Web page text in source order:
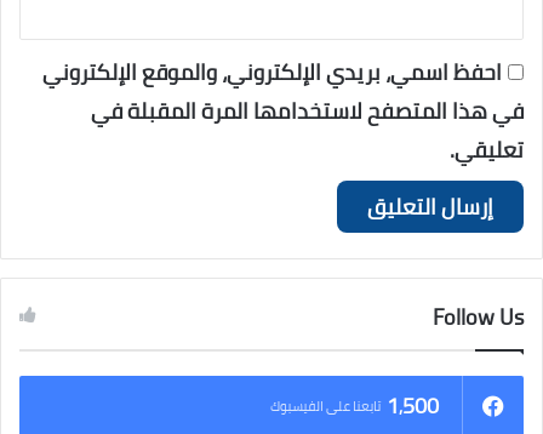
احفظ اسمي، بريدي الإلكتروني، والموقع الإلكتروني
في هذا المتصفح لاستخدامها المرة المقبلة في
تعليقي.
Follow Us
1٬500 تابعنا على الفيسبوك